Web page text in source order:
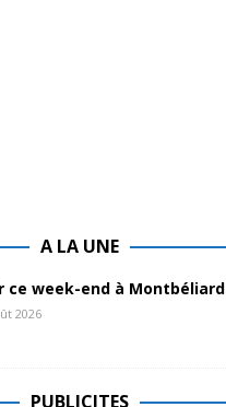
A LA UNE
ce week-end à Montbéliard
2026
PUBLICITES